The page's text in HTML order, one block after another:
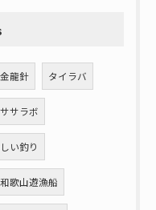
金龍針 タイラバ
ササラボ
い釣り
和歌山遊漁船